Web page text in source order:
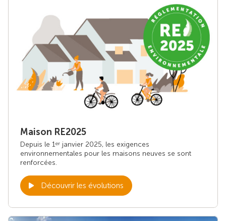
Maison RE2025
Depuis le 1er janvier 2025, les exigences
environnementales pour les maisons neuves se sont
renforcées.
Découvrir les évolutions